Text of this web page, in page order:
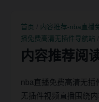
首页
内容推荐-nba直播
播免费高清无插件导航站
内容推荐阅
nba直播免费高清无插
无插件视频直播围绕